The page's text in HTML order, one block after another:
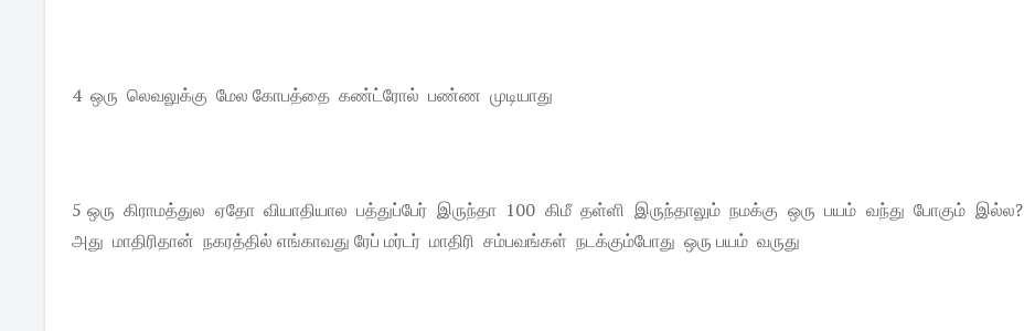
4 ஒரு லெவலுக்கு மேல கோபத்தை கண்ட்ரோல் பண்ண முடியாது
5 ஒரு கிராமத்துல ஏதோ வியாதியால பத்துப்பேர் இருந்தா 100 கிமீ தள்ளி இருந்தாலும் நமக்கு ஒரு பயம் வந்து போகும் இல்ல?
அது மாதிரிதான் நகரத்தில் எங்காவது ரேப் மர்டர் மாதிரி சம்பவங்கள் நடக்கும்போது ஒரு பயம் வருது